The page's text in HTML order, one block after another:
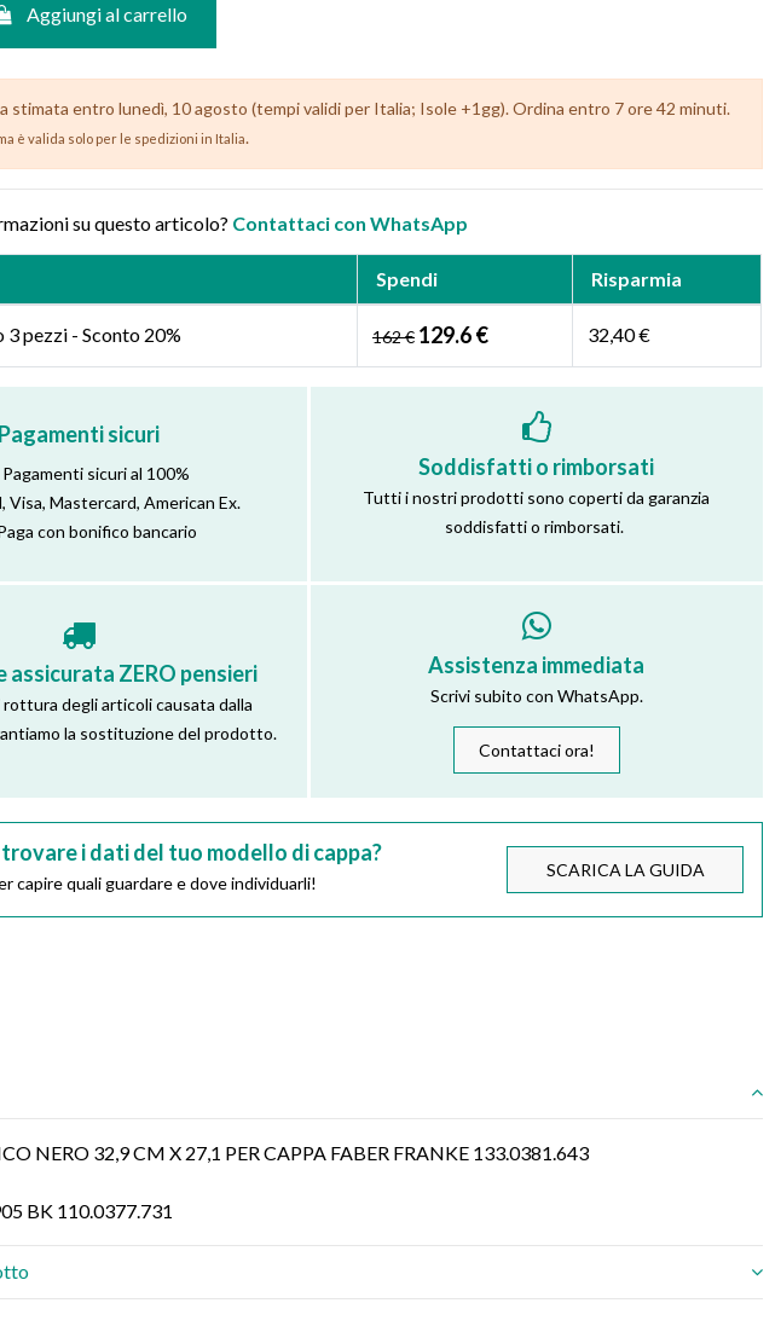
Aggiungi al carrello
stimata entro lunedì, 10 agosto (tempi validi per Italia; Isole +1gg). Ordina entro 7 ore 42 minuti.
è valida solo per le spedizioni in Italia.
su questo articolo? Contattaci con WhatsApp
Spendi Risparmia
3 pezzi - Sconto 20% 162 € 129.6 € 32,40 €
Pagamenti sicuri
Pagamenti sicuri al 100%
Visa, Mastercard, American Ex.
con bonifico bancario
Soddisfatti o rimborsati
Tutti i nostri prodotti sono coperti da garanzia
soddisfatti o rimborsati.
assicurata ZERO pensieri
rottura degli articoli causata dalla
la sostituzione del prodotto.
Assistenza immediata
Scrivi subito con WhatsApp.
Contattaci ora!
i dati del tuo modello di cappa?
capire quali guardare e dove individuarli!
SCARICA LA GUIDA
NERO 32,9 CM X 27,1 PER CAPPA FABER FRANKE 133.0381.643
BK 110.0377.731